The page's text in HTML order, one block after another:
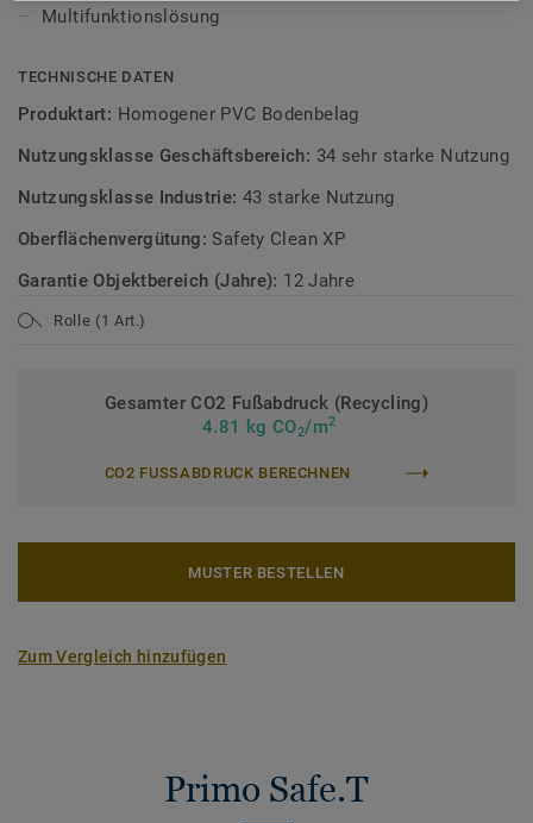
Sicherheitsbeläge
Multifunktionslösung
TECHNISCHE DATEN
Produktart: Homogener PVC Bodenbelag
Nutzungsklasse Geschäftsbereich: 34 sehr starke Nutzung
Nutzungsklasse Industrie: 43 starke Nutzung
Oberflächenvergütung:Safety Clean XP
Garantie Objektbereich (Jahre): 12 Jahre
Rolle (1 Art.)
Gesamter CO2 Fußabdruck (Recycling)
4.81 kg CO2/m2
CO2 FUSSABDRUCK BERECHNEN
MUSTER BESTELLEN
Zum Vergleich hinzufügen
Primo Safe.T